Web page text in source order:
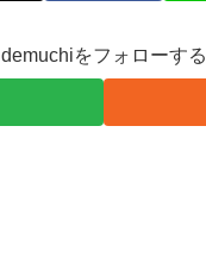
demuchiをフォローする